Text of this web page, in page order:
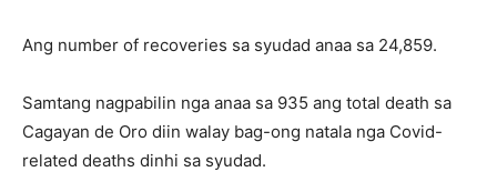
Ang number of recoveries sa syudad anaa sa 24,859.
Samtang nagpabilin nga anaa sa 935 ang total death sa
Cagayan de Oro diin walay bag-ong natala nga Covid-
related deaths dinhi sa syudad.